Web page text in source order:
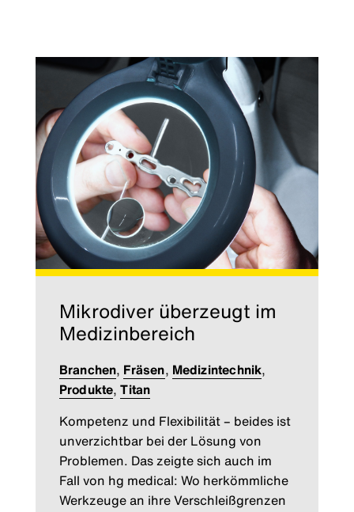
Mikrodiver überzeugt im
Medizinbereich
Branchen, Fräsen, Medizintechnik,
Produkte,Titan
Kompetenz und Flexibilität – beides ist
unverzichtbar bei der Lösung von
Problemen. Das zeigte sich auch im
Fall von hg medical: Wo herkömmliche
Werkzeuge an ihre Verschleißgrenzen